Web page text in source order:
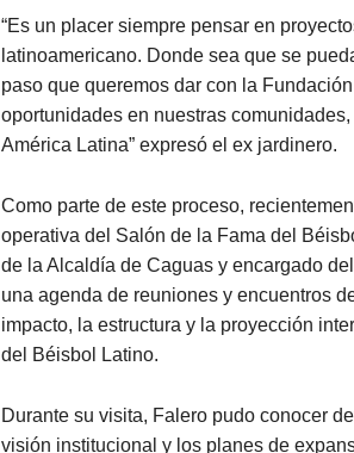
“Es un placer siempre pensar en
latinoamericano. Donde sea que se
paso que queremos dar con la
oportunidades en nuestras
América Latina” expresó el ex jardinero.
Como parte de este proceso,
operativa del Salón de la Fama del
de la Alcaldía de Caguas y encargado
una agenda de reuniones y encuentros
impacto, la estructura y la proyección
del Béisbol Latino.
Durante su visita, Falero pudo conocer
visión institucional y los planes de